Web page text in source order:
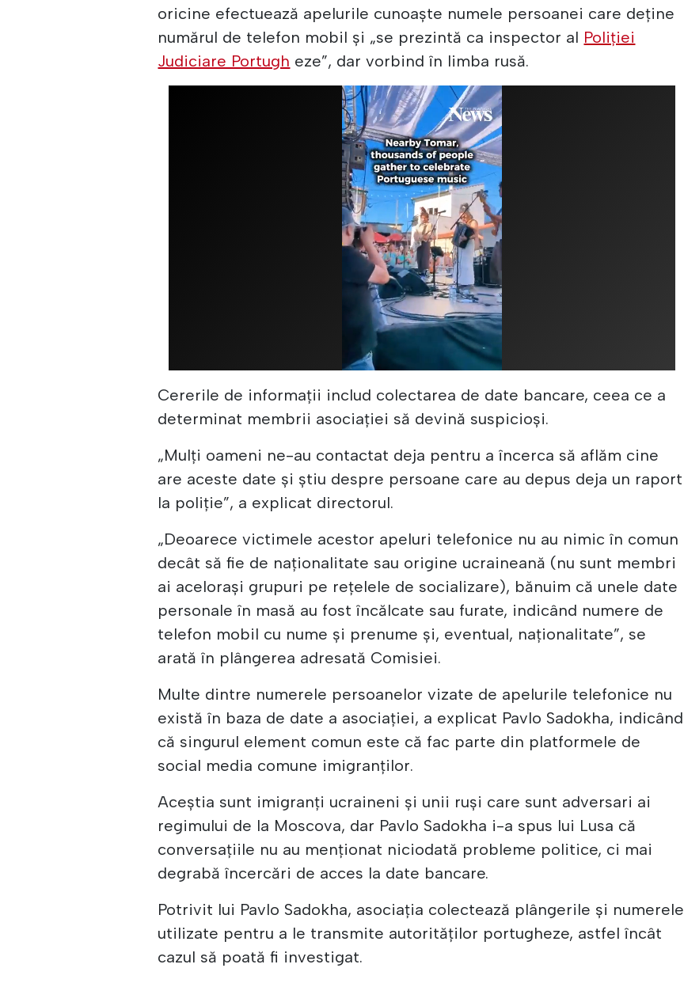
oricine efectuează apelurile cunoaște numele persoanei care deține
numărul de telefon mobil și „se prezintă ca inspector al Poliției
Judiciare Portugh eze”, dar vorbind în limba rusă.
Cererile de informații includ colectarea de date bancare, ceea ce a
determinat membrii asociației să devină suspicioși.
„Mulți oameni ne-au contactat deja pentru a încerca să aflăm cine
are aceste date și știu despre persoane care au depus deja un raport
la poliție”, a explicat directorul.
„Deoarece victimele acestor apeluri telefonice nu au nimic în comun
decât să fie de naționalitate sau origine ucraineană (nu sunt membri
ai acelorași grupuri pe rețelele de socializare), bănuim că unele date
personale în masă au fost încălcate sau furate, indicând numere de
telefon mobil cu nume și prenume și, eventual, naționalitate”, se
arată în plângerea adresată Comisiei.
Multe dintre numerele persoanelor vizate de apelurile telefonice nu
există în baza de date a asociației, a explicat Pavlo Sadokha, indicând
că singurul element comun este că fac parte din platformele de
social media comune imigranților.
Aceștia sunt imigranți ucraineni și unii ruși care sunt adversari ai
regimului de la Moscova, dar Pavlo Sadokha i-a spus lui Lusa că
conversațiile nu au menționat niciodată probleme politice, ci mai
degrabă încercări de acces la date bancare.
Potrivit lui Pavlo Sadokha, asociația colectează plângerile și numerele
utilizate pentru a le transmite autorităților portugheze, astfel încât
cazul să poată fi investigat.